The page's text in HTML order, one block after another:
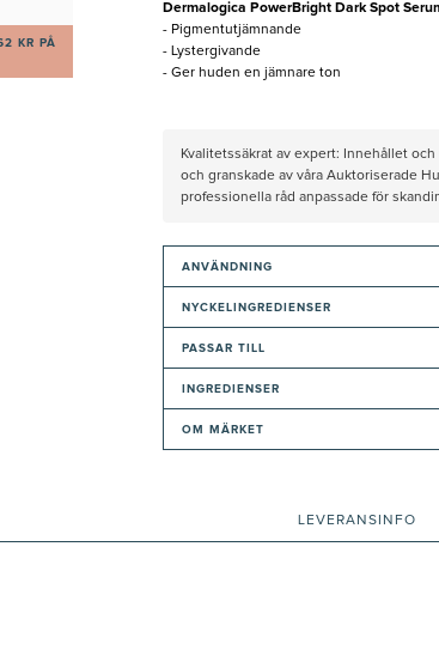
KR PÅ
Dermalogica PowerBright Dark Spot
- Pigmentutjämnande
- Lystergivande
- Ger huden en jämnare ton
Kvalitetssäkrat av expert: Innehållet
och granskade av våra Auktoriserade
professionella råd anpassade för
ANVÄNDNING
NYCKELINGREDIENSER
PASSAR TILL
INGREDIENSER
OM MÄRKET
LEVERANSINFO